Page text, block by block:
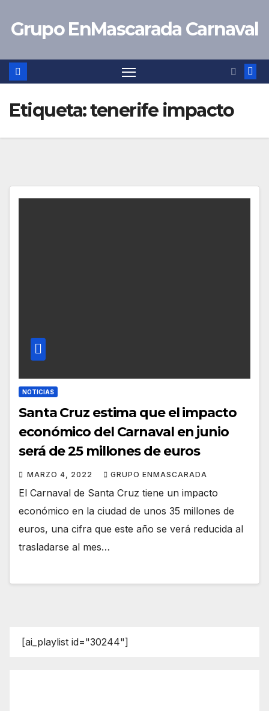
Grupo EnMascarada Carnaval
Etiqueta:tenerife impacto
NOTICIAS
Santa Cruz estima que el impacto
económico del Carnaval en junio
será de 25 millones de euros
MARZO 4, 2022 GRUPO ENMASCARADA
El Carnaval de Santa Cruz tiene un impacto
económico en la ciudad de unos 35 millones de
euros, una cifra que este año se verá reducida al
trasladarse al mes…
[ai_playlist id="30244"]